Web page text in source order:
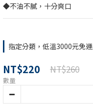
◆不油不膩，十分爽口
指定分類，低溫3000元免運
NT$220 NT$260
數量